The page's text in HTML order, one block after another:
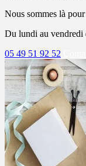
Nous sommes là
Du lundi au vendredi
05 49 51 92 52